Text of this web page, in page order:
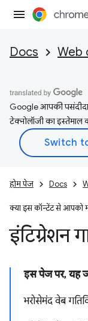
Docs Web
Google आपकी
टेक्नोलॉजी का इस्तेमाल
होम पेज Docs
क्या इस कॉन्टेंट से आपको
इंटिग्रेशन
इस पेज पर, यह
भरोसेमंद वेब